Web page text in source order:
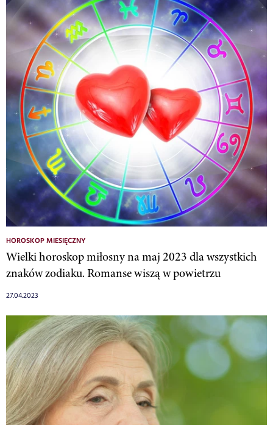
HOROSKOP MIESIĘCZNY
Wielki horoskop miłosny na maj 2023 dla wszystkich
znaków zodiaku. Romanse wiszą w powietrzu
27.04.2023